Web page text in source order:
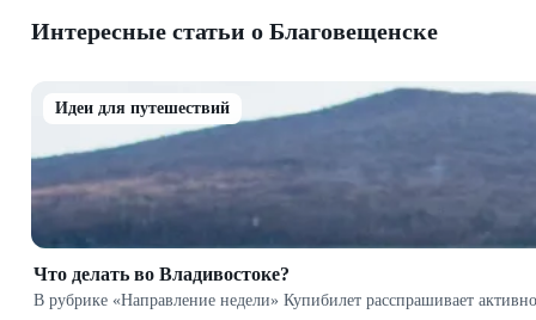
Интересные статьи о Благовещенске
Идеи для путешествий
Что делать во Владивостоке?
В рубрике «Направление недели» Купибилет расспрашивает